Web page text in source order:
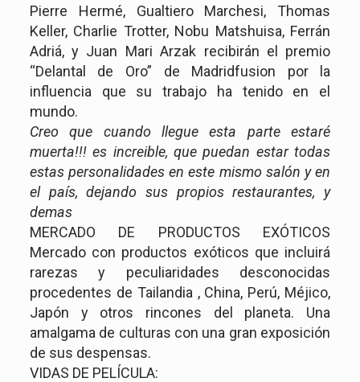
Pierre Hermé, Gualtiero Marchesi, Thomas
Keller, Charlie Trotter, Nobu Matshuisa, Ferrán
Adriá, y Juan Mari Arzak recibirán el premio
“Delantal de Oro” de Madridfusion por la
influencia que su trabajo ha tenido en el
mundo.
Creo que cuando llegue esta parte estaré
muerta!!! es increible, que puedan estar todas
estas personalidades en este mismo salón y en
el país, dejando sus propios restaurantes, y
demas
MERCADO DE PRODUCTOS EXÓTICOS
Mercado con productos exóticos que incluirá
rarezas y peculiaridades desconocidas
procedentes de Tailandia , China, Perú, Méjico,
Japón y otros rincones del planeta. Una
amalgama de culturas con una gran exposición
de sus despensas.
VIDAS DE PELÍCULA: